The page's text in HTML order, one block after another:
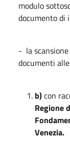
modulo
documento di
- la scansione
documenti
b)con
Regione
Venezia.